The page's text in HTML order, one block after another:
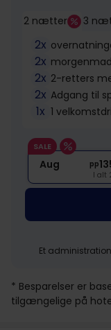
2 nætter 3
2x
2x morgenmad
2x 2-retters
2x Adgang til
1x 1
SALE
Aug pp
I alt
Et
* Besparelser er
tilgængelige på